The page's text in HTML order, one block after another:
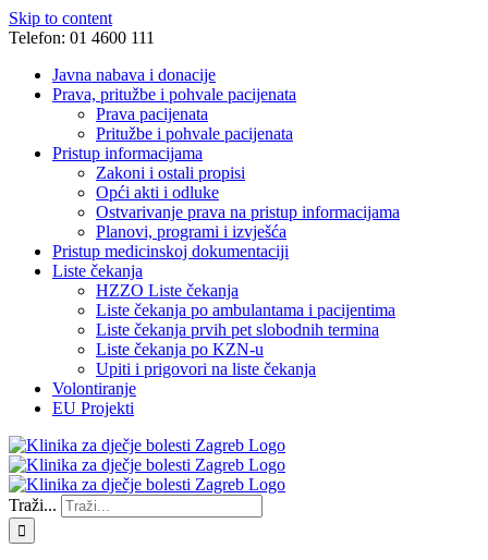
Skip to content
Telefon: 01 4600 111
Javna nabava i donacije
Prava, pritužbe i pohvale pacijenata
Prava pacijenata
Pritužbe i pohvale pacijenata
Pristup informacijama
Zakoni i ostali propisi
Opći akti i odluke
Ostvarivanje prava na pristup informacijama
Planovi, programi i izvješća
Pristup medicinskoj dokumentaciji
Liste čekanja
HZZO Liste čekanja
Liste čekanja po ambulantama i pacijentima
Liste čekanja prvih pet slobodnih termina
Liste čekanja po KZN-u
Upiti i prigovori na liste čekanja
Volontiranje
EU Projekti
Traži...